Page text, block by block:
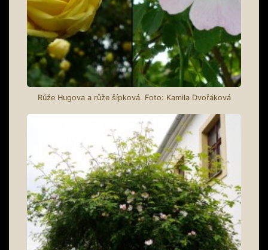
Růže Hugova a růže šípková. Foto: Kamila Dvořáková